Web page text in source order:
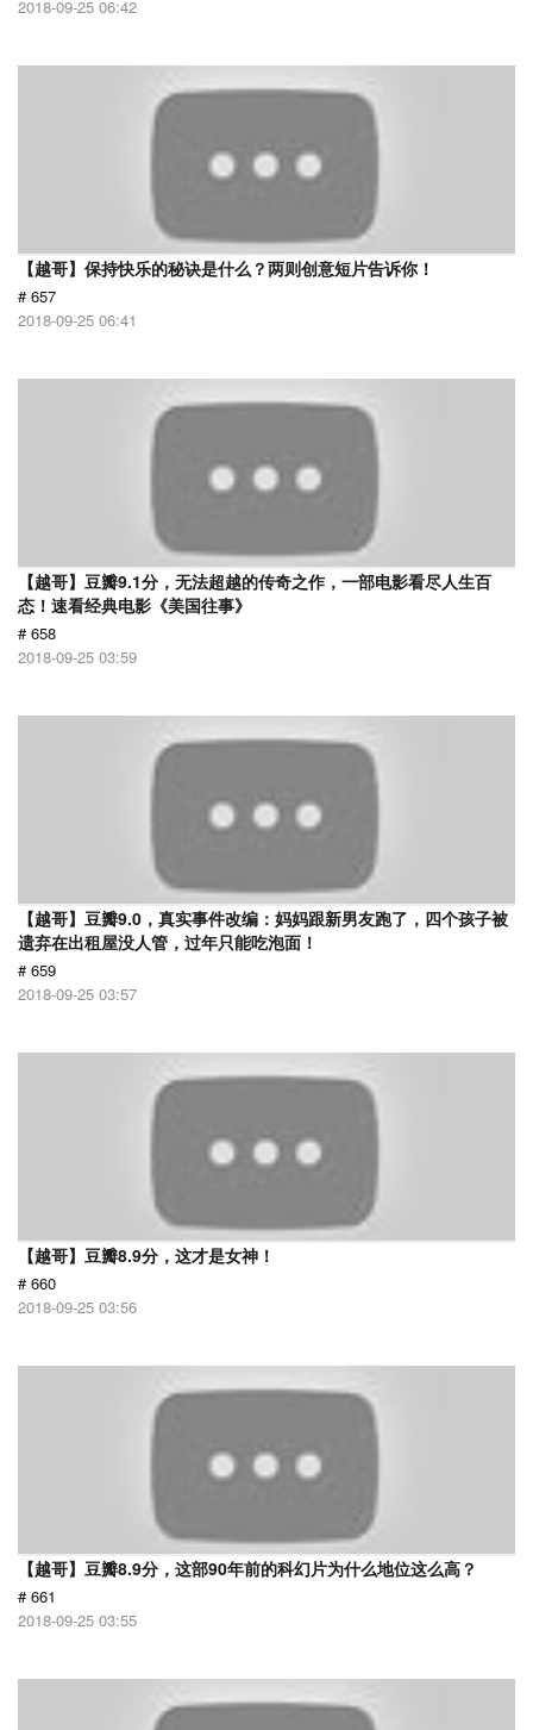
2018-09-25 06:42
【越哥】保持快乐的秘诀是什么？两则创意短片告诉你！
# 657
2018-09-25 06:41
【越哥】豆瓣9.1分，无法超越的传奇之作，一部电影看尽人生百
态！速看经典电影《美国往事》
# 658
2018-09-25 03:59
【越哥】豆瓣9.0，真实事件改编：妈妈跟新男友跑了，四个孩子被
遗弃在出租屋没人管，过年只能吃泡面！
# 659
2018-09-25 03:57
【越哥】豆瓣8.9分，这才是女神！
# 660
2018-09-25 03:56
【越哥】豆瓣8.9分，这部90年前的科幻片为什么地位这么高？
# 661
2018-09-25 03:55